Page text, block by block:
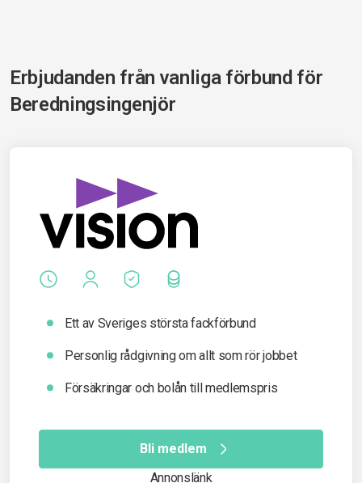
Erbjudanden från vanliga förbund för
Beredningsingenjör
Ett av Sveriges största fackförbund
Personlig rådgivning om allt som rör jobbet
Försäkringar och bolån till medlemspris
Bli medlem
Annonslänk